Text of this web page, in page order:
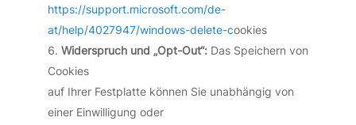
https://support.microsoft.com/de-
at/help/4027947/windows-delete-cookies
Widerspruch und „Opt-Out“:Das Speichern von
Cookies
auf Ihrer Festplatte können Sie unabhängig von
einer Einwilligung oder